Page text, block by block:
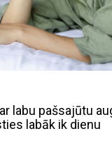
labu pašsajūtu
labāk ik dienu